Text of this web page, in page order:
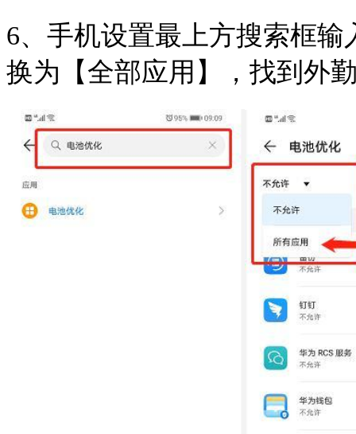
6、手机设置最上方搜索框
换为【全部应用】，找到外